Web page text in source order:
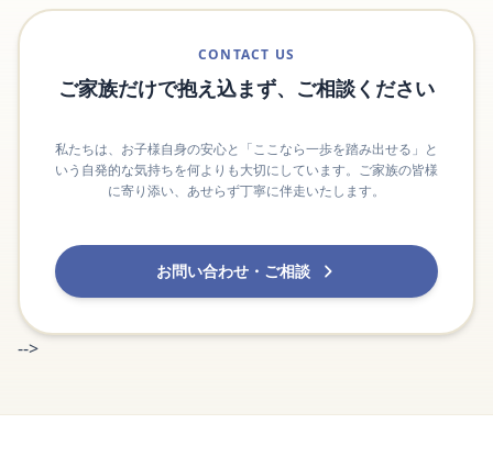
CONTACT US
ご家族だけで抱え込まず、ご相談ください
私たちは、お子様自身の安心と「ここなら一歩を踏み出せる」と
いう自発的な気持ちを何よりも大切にしています。ご家族の皆様
に寄り添い、あせらず丁寧に伴走いたします。
お問い合わせ・ご相談
-->